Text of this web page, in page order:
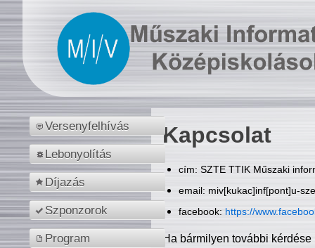
Versenyfelhívás
Lebonyolítás
Díjazás
Szponzorok
Program
Kapcsolat
cím: SZTE TTIK Műszaki
email: miv[kukac]inf[pont]u-
facebook: https://
Ha bármilyen további